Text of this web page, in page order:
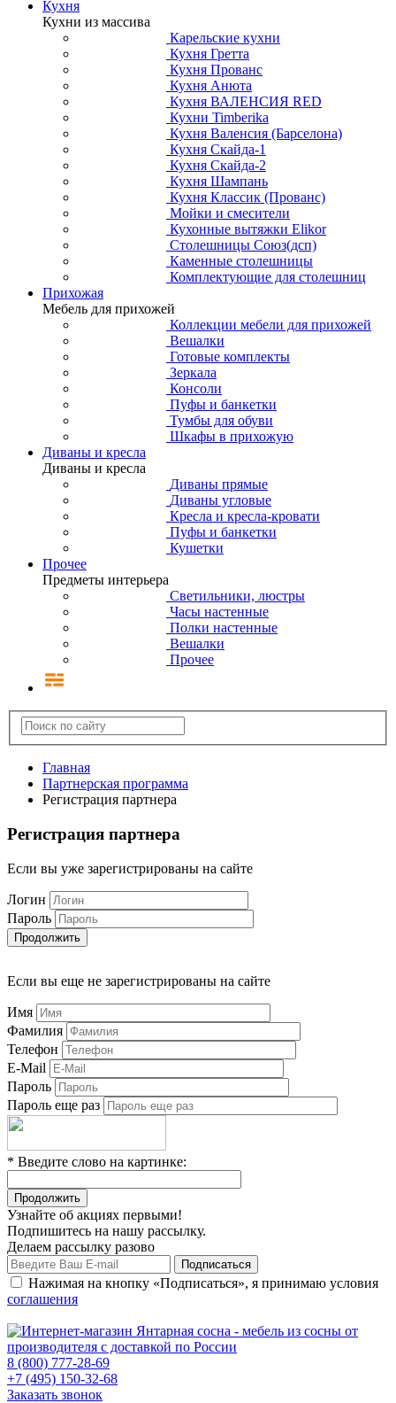
Кухня
Кухни из массива
Карельские кухни
Кухня Гретта
Кухня Прованс
Кухня Анюта
Кухня ВАЛЕНСИЯ RED
Кухни Timberika
Кухня Валенсия (Барселона)
Кухня Скайда-1
Кухня Скайда-2
Кухня Шампань
Кухня Классик (Прованс)
Мойки и смесители
Кухонные вытяжки Elikor
Столешницы Союз(дсп)
Каменные столешницы
Комплектующие для столешниц
Прихожая
Мебель для прихожей
Коллекции мебели для прихожей
Вешалки
Готовые комплекты
Зеркала
Консоли
Пуфы и банкетки
Тумбы для обуви
Шкафы в прихожую
Диваны и кресла
Диваны и кресла
Диваны прямые
Диваны угловые
Кресла и кресла-кровати
Пуфы и банкетки
Кушетки
Прочее
Предметы интерьера
Светильники, люстры
Часы настенные
Полки настенные
Вешалки
Прочее
Главная
Партнерская программа
Регистрация партнера
Регистрация партнера
Если вы уже зарегистрированы на сайте
Логин
Пароль
Если вы еще не зарегистрированы на сайте
Имя
Фамилия
Телефон
E-Mail
Пароль
Пароль еще раз
* Введите слово на картинке:
Узнайте об акциях первыми!
Подпишитесь на нашу рассылку.
Делаем рассылку разово
Нажимая на кнопку «Подписаться», я принимаю условия
соглашения
8 (800) 777-28-69
+7 (495) 150-32-68
Заказать звонок